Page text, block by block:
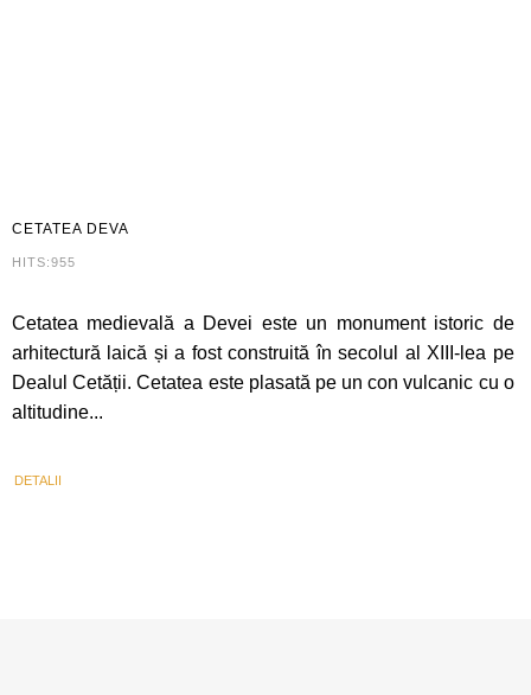
CETATEA DEVA
HITS:955
Cetatea medievală a Devei este un monument istoric de
arhitectură laică și a fost construită în secolul al XIII-lea pe
Dealul Cetății. Cetatea este plasată pe un con vulcanic cu o
altitudine...
DETALII